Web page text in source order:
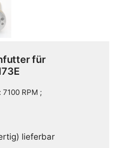
für
RPM ;
lieferbar